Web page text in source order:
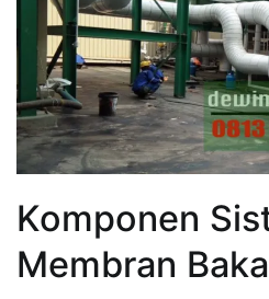
Komponen
Membran